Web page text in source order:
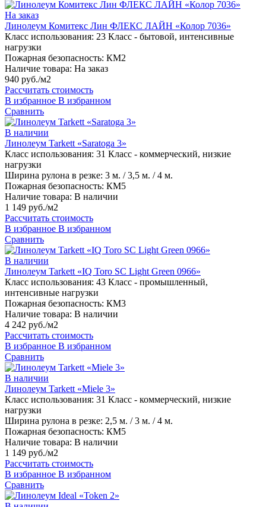
На заказ
Линолеум Комитекс Лин ФЛЕКС ЛАЙН «Колор 7036»
Класс использования: 23 Класс - бытовой, интенсивные
нагрузки
Пожарная безопасность: КМ2
Наличие товара: На заказ
940 руб./м2
Рассчитать стоимость
В избранное В избранном
Сравнить
В наличии
Линолеум Tarkett «Saratoga 3»
Класс использования: 31 Класс - коммерческий, низкие
нагрузки
Ширина рулона в резке: 3 м. / 3,5 м. / 4 м.
Пожарная безопасность: КМ5
Наличие товара: В наличии
1 149 руб./м2
Рассчитать стоимость
В избранное В избранном
Сравнить
В наличии
Линолеум Tarkett «IQ Toro SC Light Green 0966»
Класс использования: 43 Класс - промышленный,
интенсивные нагрузки
Пожарная безопасность: КМ3
Наличие товара: В наличии
4 242 руб./м2
Рассчитать стоимость
В избранное В избранном
Сравнить
В наличии
Линолеум Tarkett «Miele 3»
Класс использования: 31 Класс - коммерческий, низкие
нагрузки
Ширина рулона в резке: 2,5 м. / 3 м. / 4 м.
Пожарная безопасность: КМ5
Наличие товара: В наличии
1 149 руб./м2
Рассчитать стоимость
В избранное В избранном
Сравнить